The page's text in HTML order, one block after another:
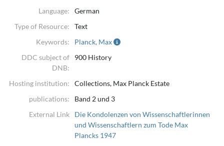
Language:
German
Type of Resource:
Text
Keywords:
Planck, Max
DDC subject of
DNB:
900 History
Hosting institution:
Collections, Max Planck Estate
publications:
Band 2 und 3
External Link
Die Kondolenzen von Wissenschaftlerinnen
und Wissenschaftlern zum Tode Max
Plancks 1947